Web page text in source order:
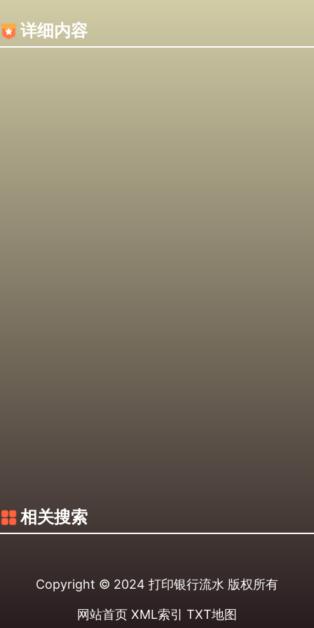
详细内容
相关搜索
Copyright © 2024 打印银行流水 版权所有
网站首页 XML索引 TXT地图